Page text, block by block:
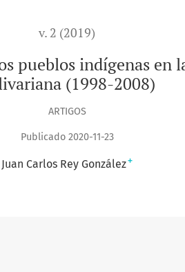
v. 2 (2019)
pueblos indígenas en
(1998-2008)
ARTIGOS
Publicado 2020-11-23
Juan Carlos Rey González+